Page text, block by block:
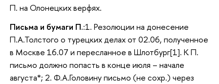
П. на Олонецких верфях.
Письма и бумаги П.:1. Резолюции на донесение
П.А.Толстого о турецких делах от 02.06, полученное
в Москве 16.07 и пересланное в Шлотбург[1]. К П.
письмо должно попасть в конце июля – начале
августа*; 2. Ф.А.Головину письмо (не сохр.) через